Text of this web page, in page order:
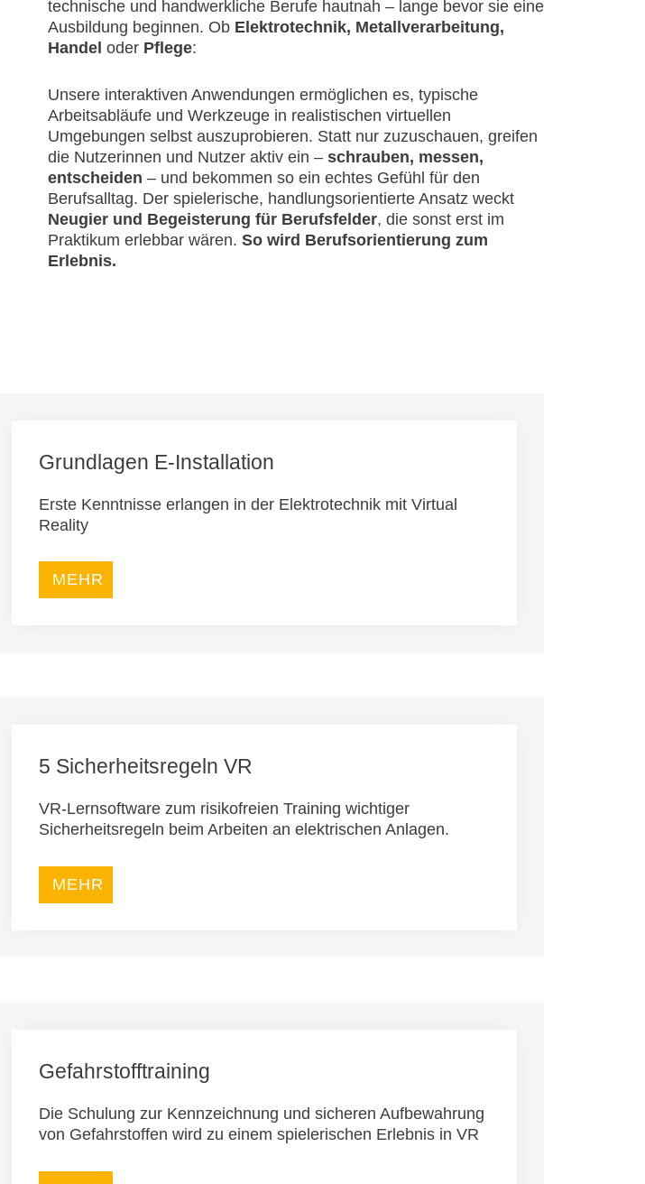
technische und handwerkliche Berufe hautnah – lange bevor sie eine
Ausbildung beginnen. Ob Elektrotechnik, Metallverarbeitung,
Handel oder Pflege:
Unsere interaktiven Anwendungen ermöglichen es, typische
Arbeitsabläufe und Werkzeuge in realistischen virtuellen
Umgebungen selbst auszuprobieren. Statt nur zuzuschauen, greifen
die Nutzerinnen und Nutzer aktiv ein – schrauben, messen,
entscheiden – und bekommen so ein echtes Gefühl für den
Berufsalltag. Der spielerische, handlungsorientierte Ansatz weckt
Neugier und Begeisterung für Berufsfelder, die sonst erst im
Praktikum erlebbar wären. So wird Berufsorientierung zum
Erlebnis.
Grundlagen E-Installation
Erste Kenntnisse erlangen in der Elektrotechnik mit Virtual
Reality
MEHR
5 Sicherheitsregeln VR
VR-Lernsoftware zum risikofreien Training wichtiger
Sicherheitsregeln beim Arbeiten an elektrischen Anlagen.
MEHR
Gefahrstofftraining
Die Schulung zur Kennzeichnung und sicheren Aufbewahrung
von Gefahrstoffen wird zu einem spielerischen Erlebnis in VR